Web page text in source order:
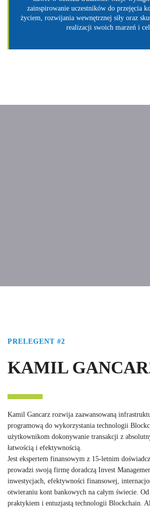
zainspirowanie uczestników do przejęcia
życiem, rozwijania wewnętrznej siły oraz
realizacji swoich marzeń i
PRELEGENT #2
KAMIL
Kamil Gancarz rozwija zaawansowaną
programową do wykorzystania technologii
użytkownikom dokonywanie transakcji z
łatwością i efektywnością.
Jest ekspertem finansowym z 15-letnim
prowadzi swoją firmę doradczą Invest
inwestycjach, efektywności finansowej,
otwieraniu kont bankowych na całym świecie.
praktykiem i entuzjastą technologii Blockchain.